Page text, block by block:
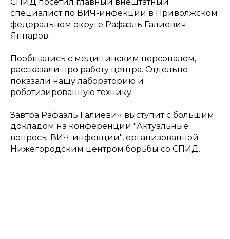
специалист по ВИЧ-инфекции в Приволжском
федеральном округе Рафаэль Галиевич
Яппаров.
Пообщались с медицинским персоналом,
рассказали про работу центра. Отдельно
показали нашу лабораторию и
роботизированную технику.
Завтра Рафаэль Галиевич выступит с большим
докладом на конференции "Актуальные
вопросы ВИЧ-инфекции", организованной
Нижегородским центром борьбы со СПИД.